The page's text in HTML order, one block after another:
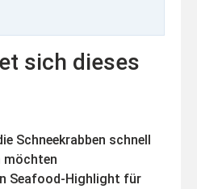
sich dieses
Schneekrabben schnell
möchten
Seafood-Highlight für